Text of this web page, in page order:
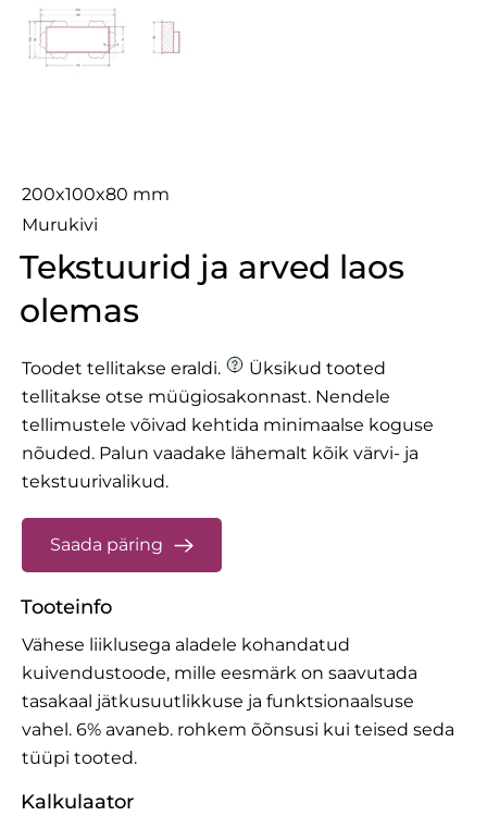
200x100x80 mm
Murukivi
Tekstuurid ja arved laos
olemas
Toodet tellitakse eraldi.
Üksikud tooted
tellitakse otse müügiosakonnast. Nendele
tellimustele võivad kehtida minimaalse koguse
nõuded. Palun vaadake lähemalt kõik värvi- ja
tekstuurivalikud.
Saada päring
Tooteinfo
Vähese liiklusega aladele kohandatud
kuivendustoode, mille eesmärk on saavutada
tasakaal jätkusuutlikkuse ja funktsionaalsuse
vahel. 6% avaneb. rohkem õõnsusi kui teised seda
tüüpi tooted.
Kalkulaator